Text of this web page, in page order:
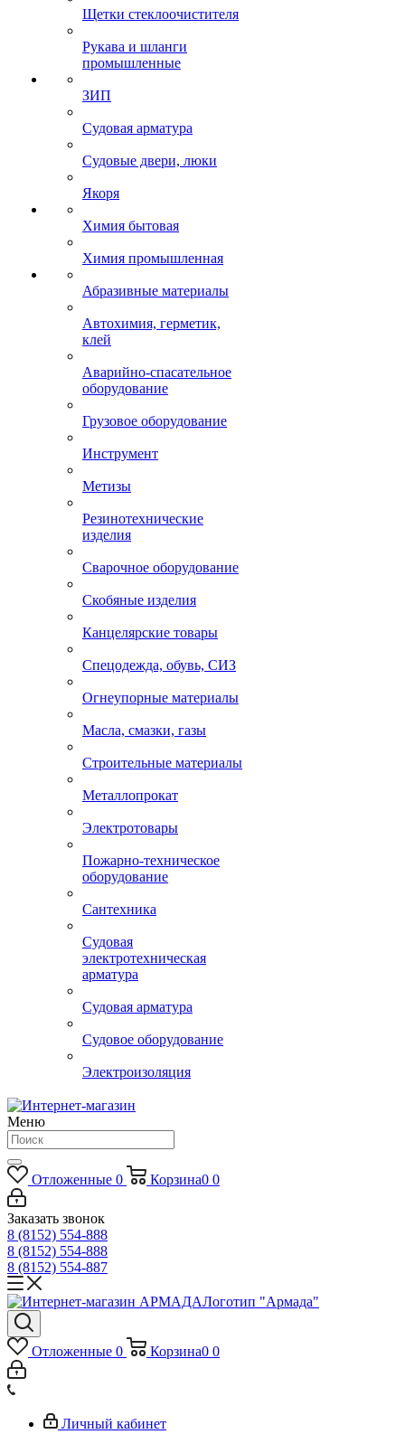
Щетки стеклоочистителя
Рукава и шланги
промышленные
ЗИП
Судовая арматура
Судовые двери, люки
Якоря
Химия бытовая
Химия промышленная
Абразивные материалы
Автохимия, герметик,
клей
Аварийно-спасательное
оборудование
Грузовое оборудование
Инструмент
Метизы
Резинотехнические
изделия
Сварочное оборудование
Скобяные изделия
Канцелярские товары
Спецодежда, обувь, СИЗ
Огнеупорные материалы
Масла, смазки, газы
Строительные материалы
Металлопрокат
Электротовары
Пожарно-техническое
оборудование
Сантехника
Судовая
электротехническая
арматура
Судовая арматура
Судовое оборудование
Электроизоляция
Меню
Отложенные 0 Корзина0 0
Заказать звонок
8 (8152) 554-888
8 (8152) 554-888
8 (8152) 554-887
Логотип "Армада"
Отложенные 0 Корзина0 0
Личный кабинет